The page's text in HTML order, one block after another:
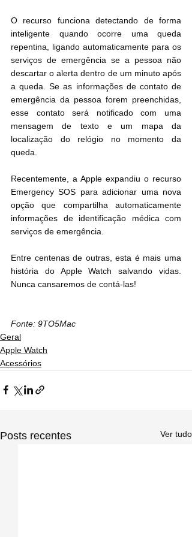
O recurso funciona detectando de forma
inteligente quando ocorre uma queda
repentina, ligando automaticamente para os
serviços de emergência se a pessoa não
descartar o alerta dentro de um minuto após
a queda. Se as informações de contato de
emergência da pessoa forem preenchidas,
esse contato será notificado com uma
mensagem de texto e um mapa da
localização do relógio no momento da
queda.
Recentemente, a Apple expandiu o recurso
Emergency SOS para adicionar uma nova
opção que compartilha automaticamente
informações de identificação médica com
serviços de emergência.
Entre centenas de outras, esta é mais uma
história do Apple Watch salvando vidas.
Nunca cansaremos de contá-las!
Fonte: 9TO5Mac
Geral
Apple Watch
Acessórios
Posts recentes Ver tudo